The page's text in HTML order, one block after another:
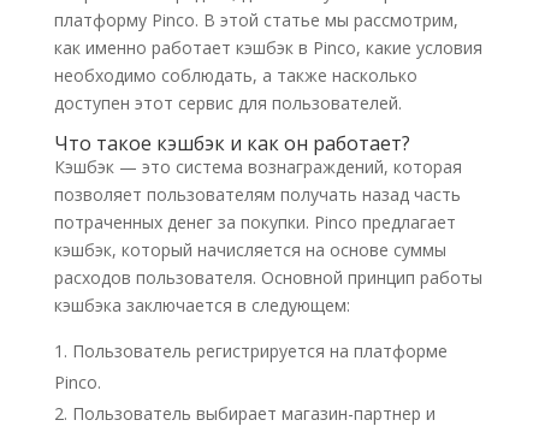
платформу Pinco. В этой статье мы рассмотрим,
как именно работает кэшбэк в Pinco, какие условия
необходимо соблюдать, а также насколько
доступен этот сервис для пользователей.
Что такое кэшбэк и как он работает?
Кэшбэк — это система вознаграждений, которая
позволяет пользователям получать назад часть
потраченных денег за покупки. Pinco предлагает
кэшбэк, который начисляется на основе суммы
расходов пользователя. Основной принцип работы
кэшбэка заключается в следующем:
Пользователь регистрируется на платформе
Pinco.
Пользователь выбирает магазин-партнер и